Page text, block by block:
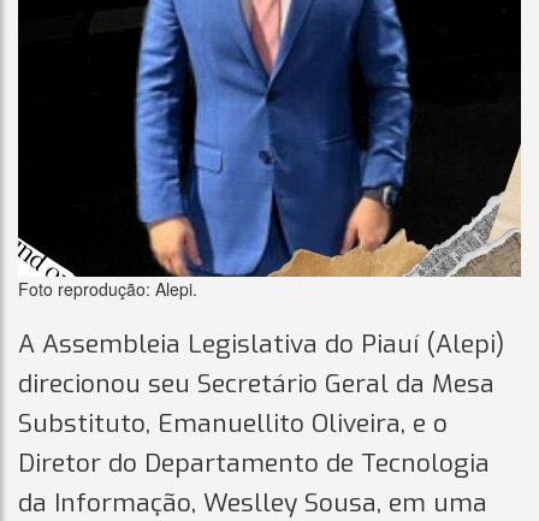
Foto reprodução: Alepi.
A Assembleia Legislativa do Piauí (Alepi)
direcionou seu Secretário Geral da Mesa
Substituto, Emanuellito Oliveira, e o
Diretor do Departamento de Tecnologia
da Informação, Weslley Sousa, em uma